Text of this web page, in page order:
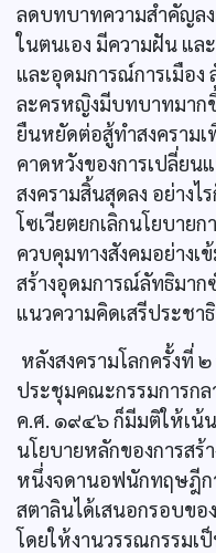
ลดบทบาทความสำคัญล
ในตนเอง มีความฝัน แล
และอุดมการณ์การเมือ
ละครหญิงมีบทบาทมาก
ยืนหยัดต่อสู้ทำสงคราม
คาดหวังของการเปลี่ย
สงครามสิ้นสุดลง อย่าง
โซเวียตยกเลิกนโยบาย
ควบคุมทางสังคมอย่างเ
สร้างอุดมการณ์ลัทธิมา
แนวความคิดเสรีประชา
หลังสงครามโลกครั้งที่
ประชุมคณะกรรมการก
ค.ศ. ๑๙๔๖ ก็มีมติให้เน้
นโยบายหลักของการสร้
หนึ่งจดานอฟนักทฤษฎีก
สตาลินได้เสนอกรอบขอ
โดยให้งานวรรณกรรมเ